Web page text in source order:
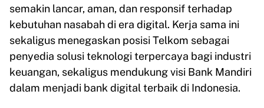
semakin lancar, aman, dan responsif terhadap
kebutuhan nasabah di era digital. Kerja sama ini
sekaligus menegaskan posisi Telkom sebagai
penyedia solusi teknologi terpercaya bagi industri
keuangan, sekaligus mendukung visi Bank Mandiri
dalam menjadi bank digital terbaik di Indonesia.